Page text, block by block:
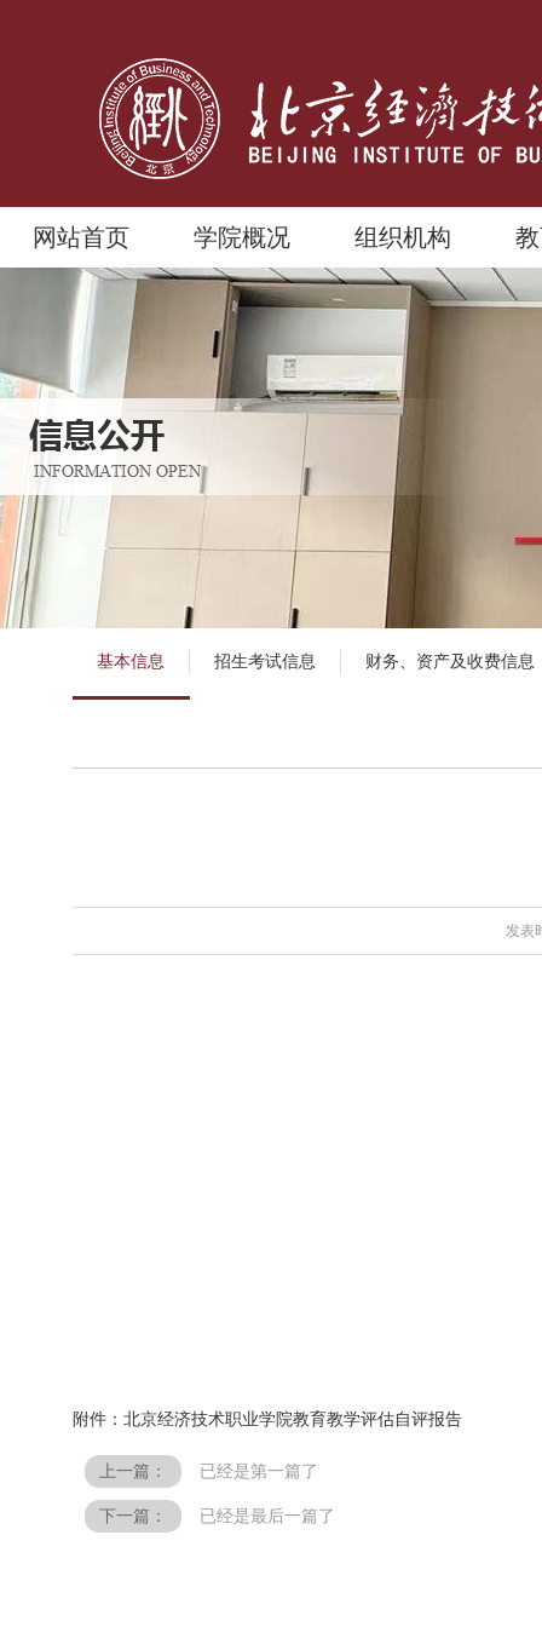
网站首页 学院概况 组织机构
基本信息 招生考试信息 财务、资产及收费信息
发表
附件： 北京经济技术职业学院教育教学评估自评报告
上一篇： 已经是第一篇了
下一篇： 已经是最后一篇了